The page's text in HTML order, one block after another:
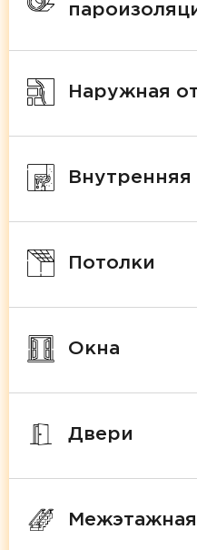
Наружная
Внутренняя
Потолки
Окна
Двери